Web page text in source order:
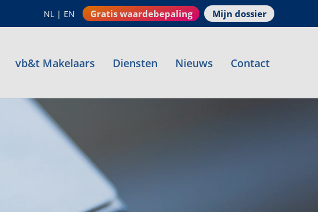
NL | EN Gratis waardebepaling Mijn dossier
vb&t Makelaars Diensten Nieuws Contact